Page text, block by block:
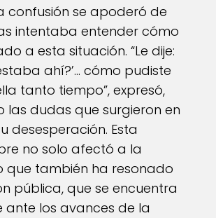
confusión se apoderó de
intentaba entender cómo
a esta situación. “Le dije:
ahí?’… cómo pudiste
tanto tiempo”, expresó,
las dudas que surgieron en
desesperación. Esta
no solo afectó a la
que también ha resonado
pública, que se encuentra
ante los avances de la